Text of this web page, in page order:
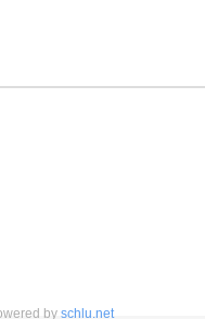
by schlu.net